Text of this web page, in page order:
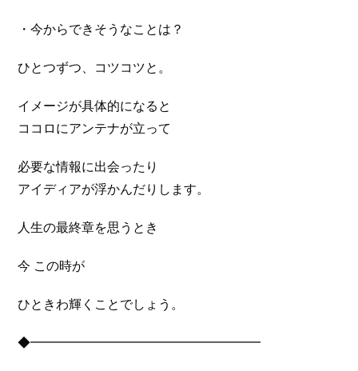
・今からできそうなことは？
ひとつずつ、コツコツと。
イメージが具体的になると
ココロにアンテナが立って
必要な情報に出会ったり
アイディアが浮かんだりします。
人生の最終章を思うとき
今 この時が
ひときわ輝くことでしょう。
◆━━━━━━━━━━━━━━━━━━